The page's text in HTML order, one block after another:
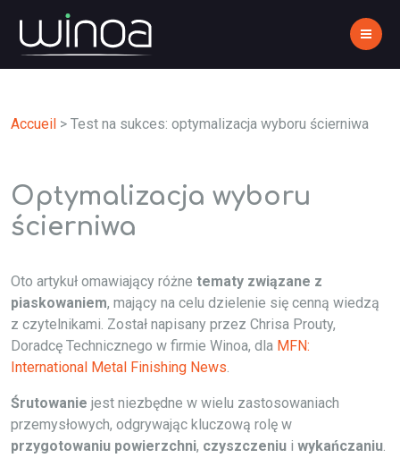
Accueil > Test na sukces: optymalizacja wyboru ścierniwa
Optymalizacja wyboru
ścierniwa
Oto artykuł omawiający różne tematy związane z
piaskowaniem, mający na celu dzielenie się cenną wiedzą
z czytelnikami. Został napisany przez Chrisa Prouty,
Doradcę Technicznego w firmie Winoa, dla MFN:
International Metal Finishing News.
Śrutowanie jest niezbędne w wielu zastosowaniach
przemysłowych, odgrywając kluczową rolę w
przygotowaniu powierzchni, czyszczeniu i wykańczaniu.